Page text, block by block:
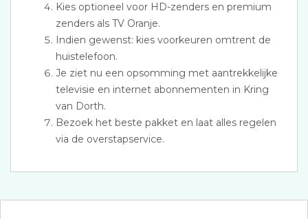
Kies optioneel voor HD-zenders en premium
zenders als TV Oranje.
Indien gewenst: kies voorkeuren omtrent de
huistelefoon.
Je ziet nu een opsomming met aantrekkelijke
televisie en internet abonnementen in Kring
van Dorth.
Bezoek het beste pakket en laat alles regelen
via de overstapservice.